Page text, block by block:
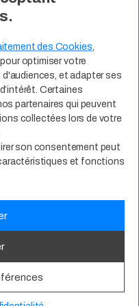
des Cookies,
optimiser votre
et adapter ses
Certaines
partenaires qui peuvent
collectées lors de votre
son consentement peut
et fonctions
Métiers
d’Emploi
RSE Mentions Légales